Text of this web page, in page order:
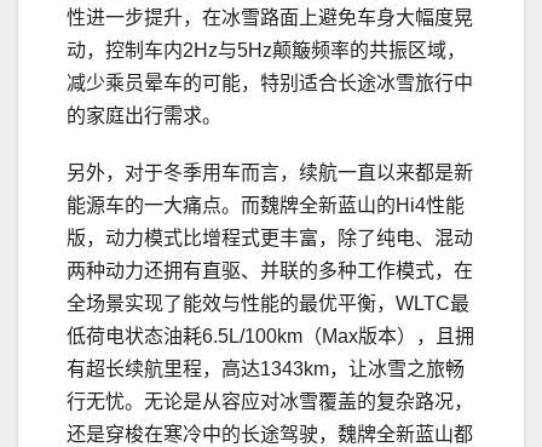
性进一步提升，在冰雪路面上避免车身大幅度晃
动，控制车内2Hz与5Hz颠簸频率的共振区域，
减少乘员晕车的可能，特别适合长途冰雪旅行中
的家庭出行需求。
另外，对于冬季用车而言，续航一直以来都是新
能源车的一大痛点。而魏牌全新蓝山的Hi4性能
版，动力模式比增程式更丰富，除了纯电、混动
两种动力还拥有直驱、并联的多种工作模式，在
全场景实现了能效与性能的最优平衡，WLTC最
低荷电状态油耗6.5L/100km（Max版本），且拥
有超长续航里程，高达1343km，让冰雪之旅畅
行无忧。无论是从容应对冰雪覆盖的复杂路况，
还是穿梭在寒冷中的长途驾驶，魏牌全新蓝山都